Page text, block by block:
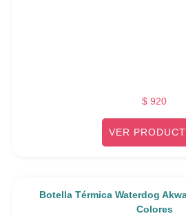
$ 920
VER
Botella Térmica Waterdog
Colores